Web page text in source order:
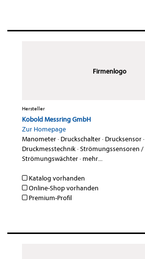
Firmenlogo
Hersteller
Kobold Messring GmbH
Zur Homepage
Manometer· Druckschalter· Drucksensor·
Druckmesstechnik·Strömungssensoren /
Strömungswächter· mehr...
Katalog vorhanden
Online-Shop vorhanden
Premium-Profil